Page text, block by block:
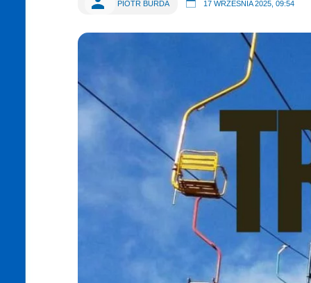
PIOTR BURDA 17 WRZEŚNIA 2025, 09:54